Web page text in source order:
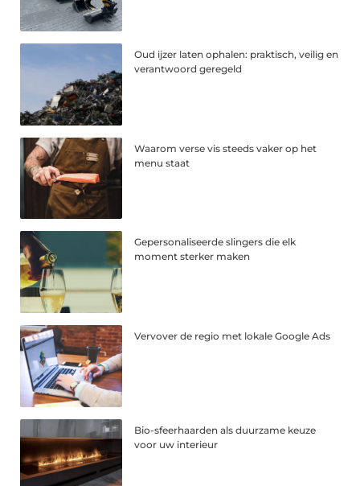
Oud ijzer laten ophalen: praktisch, veilig en
verantwoord geregeld
Waarom verse vis steeds vaker op het
menu staat
Gepersonaliseerde slingers die elk
moment sterker maken
Vervover de regio met lokale Google Ads
Bio-sfeerhaarden als duurzame keuze
voor uw interieur